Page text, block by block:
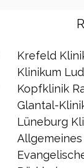
Krefeld
Klinikum
Kopfklinik
Glantal-
Lüneburg